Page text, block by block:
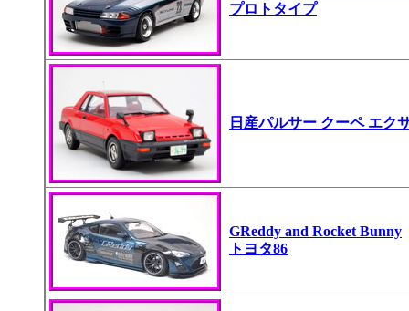
プロトタイプ
日産パルサー クーペ エク
GReddy and Rocket Bunny
トヨタ86